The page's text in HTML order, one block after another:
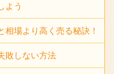
よう
場より高く売る秘訣！
敗しない方法